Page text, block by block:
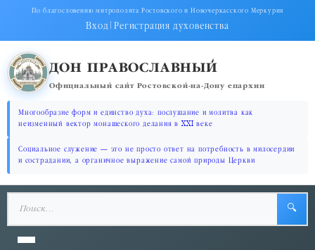
По благословению митрополита Ростовского и Новочеркасского Меркурия
Вход|Регистрация духовенства
ДОН ПРАВОСЛАВНЫЙ
Официальный сайт Ростовской-на-Дону епархии
Многообразие форм и единство духа: послушание и молитва как
неизменный вектор монашеского делания в XXI веке
Социальное служение — это не просто ответ на потребность в милосердии
и сострадании, а органичное выражение самой природы Церкви
🔍